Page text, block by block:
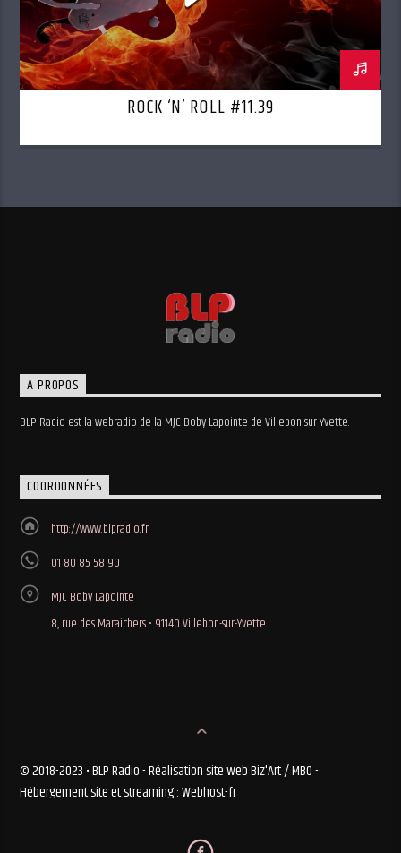
ROCK ‘N’ ROLL #11.39
A PROPOS
BLP Radio est la webradio de la MJC Boby Lapointe de Villebon sur Yvette.
COORDONNÉES
http://www.blpradio.fr
01 80 85 58 90
MJC Boby Lapointe
8, rue des Maraichers • 91140 Villebon-sur-Yvette
© 2018-2023 • BLP Radio - Réalisation site web Biz'Art / MBO -
Hébergement site et streaming : Webhost-fr